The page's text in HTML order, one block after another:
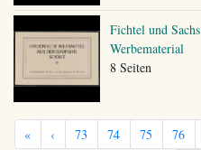
Fichtel und Sachs
Werbematerial
8 Seiten
« ‹ 73 74 75 76